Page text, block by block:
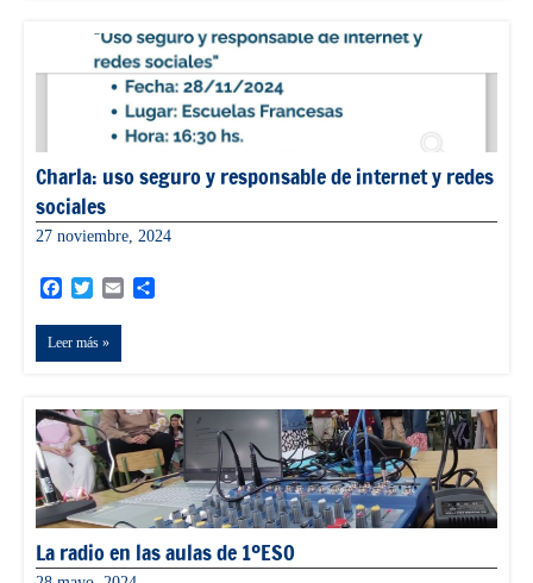
Charla: uso seguro y responsable de internet y redes
sociales
27 noviembre, 2024
FacebookTwitterEmail
Leer más
La radio en las aulas de 1ºESO